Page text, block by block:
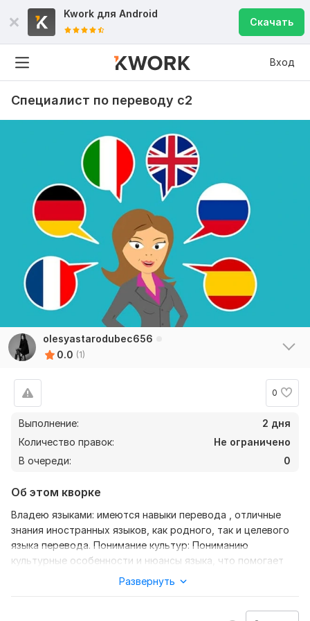
Kwork для Android
Скачать
Вход
Специалист по переводу с2
olesyastarodubec656
0.0 (1)
0
Выполнение:
2 дня
Количество правок:
Не ограничено
В очереди:
0
Об этом кворке
Владею языками: имеются навыки перевода , отличные
знания иностранных языков, как родного, так и целевого
языка перевода. Понимание культур: Пониманию
культурные особенности и нюансы языка, что помогает
точно передавать смысл и контекст переводимого текста.
как письменного, так и устного, способствует развитию
Развернуть